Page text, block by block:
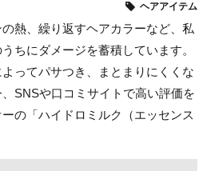
ヘアアイテム
熱、繰り返すヘアカラーなど、私
ちにダメージを蓄積しています。
ってパサつき、まとまりにくくな
SNSや口コミサイトで高い評価を
の「ハイドロミルク（エッセンス